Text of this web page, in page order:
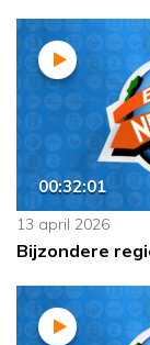
00:32:01
13 april 2026
Bijzondere